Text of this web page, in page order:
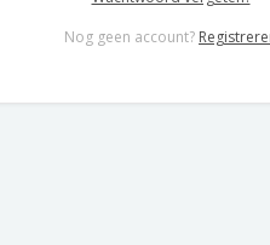
Nog geen account?